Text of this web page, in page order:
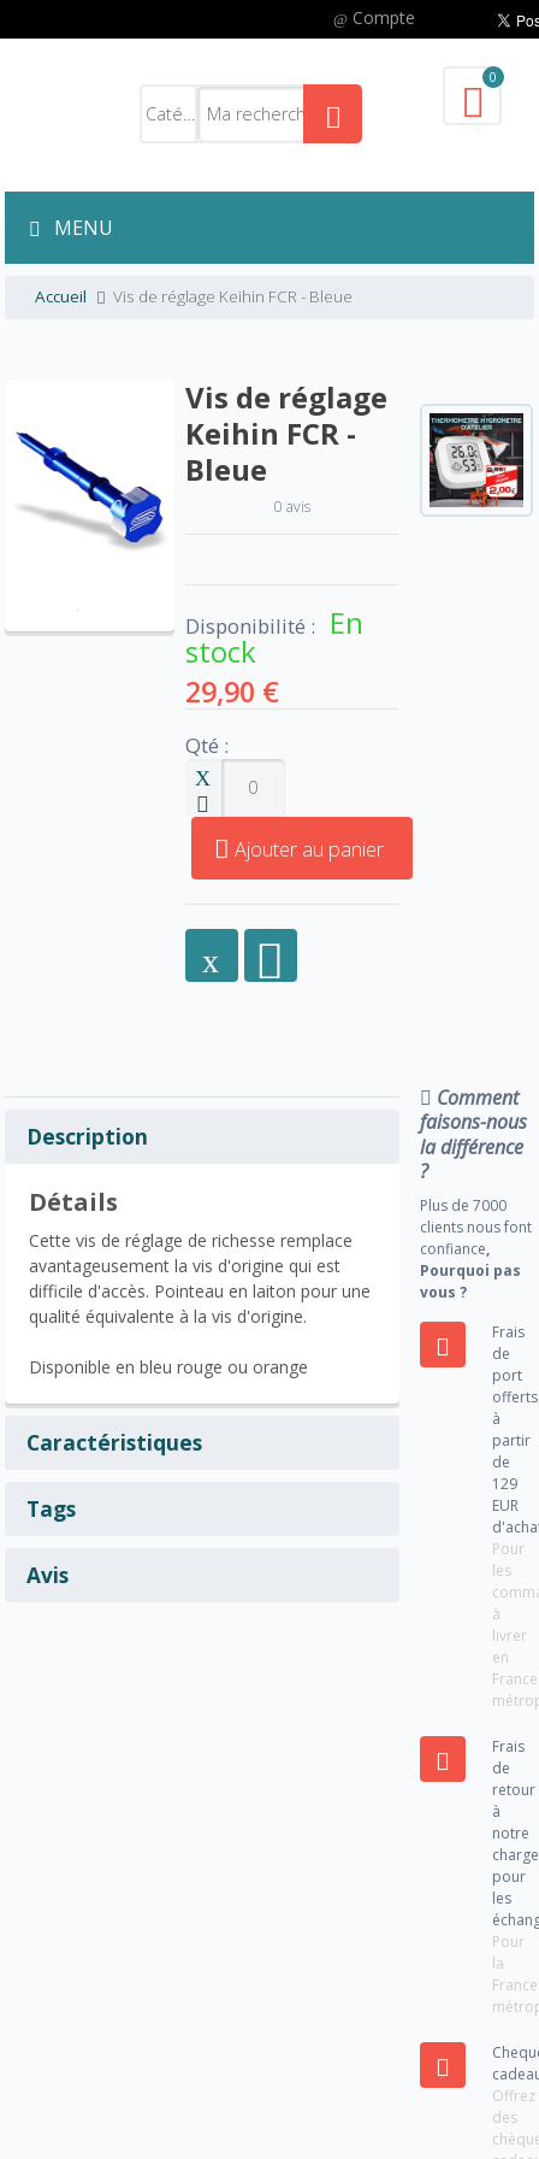
Compte
0
MENU
Accueil Vis de réglage Keihin FCR - Bleue
Vis de réglage
Keihin FCR -
Bleue
0 avis
Disponibilité : En
stock
29,90 €
Qté :
Ajouter au panier
Description
Détails
Cette vis de réglage de richesse remplace
avantageusement la vis d'origine qui est
difficile d'accès. Pointeau en laiton pour une
qualité équivalente à la vis d'origine.
Disponible en bleu rouge ou orange
Caractéristiques
Tags
Avis
Comment
faisons-nous
la différence
?
Plus de 7000
clients nous font
confiance,
Pourquoi pas
vous ?
Frais
de
port
offerts
à
partir
de
129
EUR
Pour
les
à
livrer
en
France
Frais
de
retour
à
notre
charge
pour
les
Pour
la
France
Offrez
des